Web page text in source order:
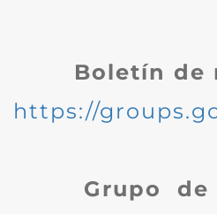
Boletín de
https://
Grupo de